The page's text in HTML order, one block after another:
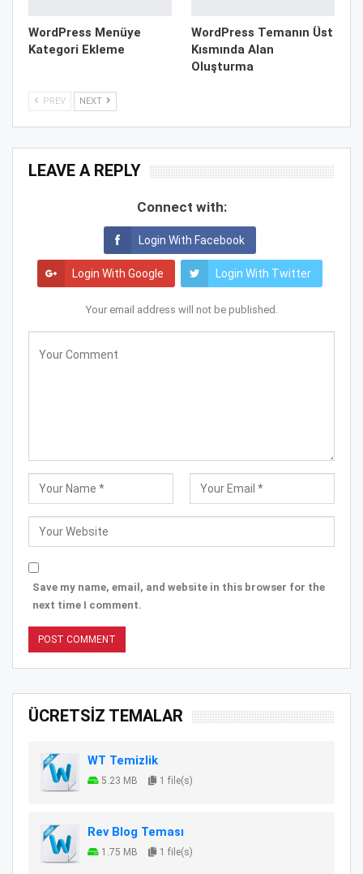
WordPress Menüye
Kategori Ekleme
WordPress Temanın Üst
Kısmında Alan
Oluşturma
PREV NEXT
LEAVE A REPLY
Connect with:
Login With Facebook
Login With Google Login With Twitter
Your email address will not be published.
Save my name, email, and website in this browser for the
next time I comment.
ÜCRETSİZ TEMALAR
WT Temizlik
5.23 MB 1 file(s)
Rev Blog Teması
1.75 MB 1 file(s)